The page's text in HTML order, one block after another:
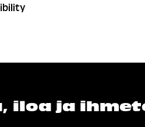
iloa ja